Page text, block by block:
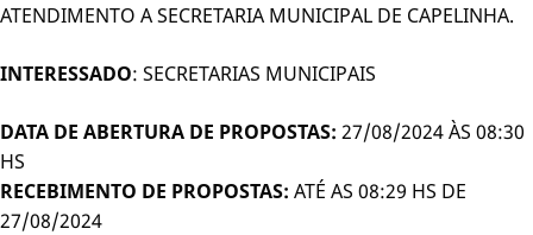
ATENDIMENTO A SECRETARIA MUNICIPAL DE CAPELINHA.
INTERESSADO: SECRETARIAS MUNICIPAIS
DATA DE ABERTURA DE PROPOSTAS: 27/08/2024 ÀS 08:30
HS
RECEBIMENTO DE PROPOSTAS: ATÉ AS 08:29 HS DE
27/08/2024